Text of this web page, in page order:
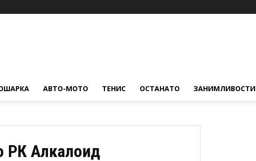
АВТО-МОТО ТЕНИС ОСТАНАТО ЗАНИМЛИВОСТИ
РК Алкалоид